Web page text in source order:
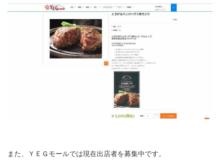
また、ＹＥＧモールでは現在出店者を募集中です。